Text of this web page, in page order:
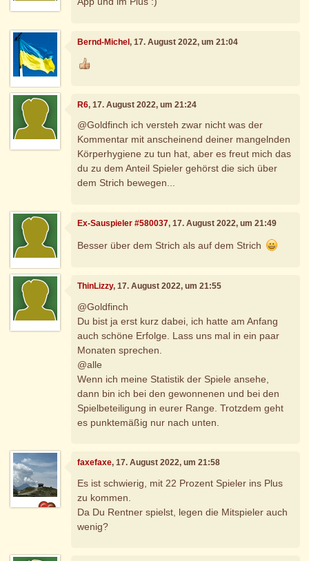
Bernd-Michel, 17. August 2022, um 21:04
R6, 17. August 2022, um 21:24
@Goldfinch ich versteh zwar nicht was der
Kommentar mit anscheinend deiner mangelnden
Körperhygiene zu tun hat, aber es freut mich das
du zu dem Anteil Spieler gehörst die sich über
dem Strich bewegen...
Ex-Sauspieler #580037, 17. August 2022, um 21:49
Besser über dem Strich als auf dem Strich
ThinLizzy, 17. August 2022, um 21:55
@Goldfinch
Du bist ja erst kurz dabei, ich hatte am Anfang
auch schöne Erfolge. Lass uns mal in ein paar
Monaten sprechen.
@alle
Wenn ich meine Statistik der Spiele ansehe,
dann bin ich bei den gewonnenen und bei den
Spielbeteiligung in eurer Range. Trotzdem geht
es punktemäßig nur nach unten.
faxefaxe, 17. August 2022, um 21:58
Es ist schwierig, mit 22 Prozent Spieler ins Plus
zu kommen.
Da Du Rentner spielst, legen die Mitspieler auch
wenig?